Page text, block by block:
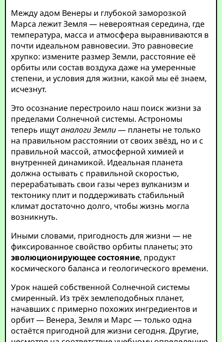
Между адом Венеры и глубокой заморозкой
Марса лежит Земля — невероятная середина, где
температура, масса и атмосфера выравниваются в
почти идеальном равновесии. Это равновесие
хрупко: измените размер Земли, расстояние её
орбиты или состав воздуха даже на умеренные
степени, и условия для жизни, какой мы её знаем,
исчезнут.
Это осознание перестроило наш поиск жизни за
пределами Солнечной системы. Астрономы
теперь ищутаналоги Земли— планеты не только
на правильном расстоянии от своих звёзд, но и с
правильной массой, атмосферной химией и
внутренней динамикой. Идеальная планета
должна остывать с правильной скоростью,
перерабатывать свои газы через вулканизм и
тектонику плит и поддерживать стабильный
климат достаточно долго, чтобы жизнь могла
возникнуть.
Иными словами, пригодность для жизни — не
фиксированное свойство орбиты планеты; это
эволюционирующее состояние, продукт
космического баланса и геологического времени.
Урок нашей собственной Солнечной системы
смиренный. Из трёх землеподобных планет,
начавших с примерно похожих ингредиентов и
орбит — Венера, Земля и Марс — только одна
остаётся пригодной для жизни сегодня. Другие,